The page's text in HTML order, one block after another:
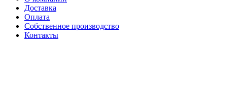
Доставка
Оплата
Собственное производство
Контакты